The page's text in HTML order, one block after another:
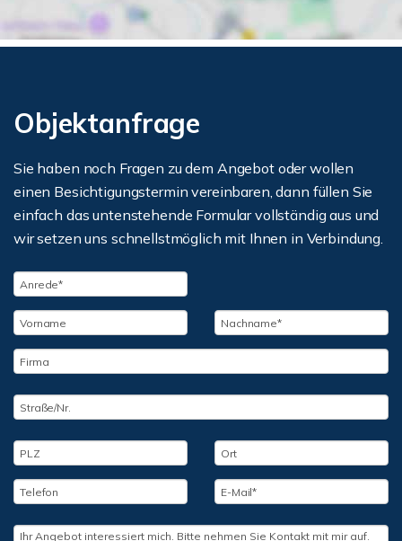
Objektanfrage
Sie haben noch Fragen zu dem Angebot oder wollen
einen Besichtigungstermin vereinbaren, dann füllen Sie
einfach das untenstehende Formular vollständig aus und
wir setzen uns schnellstmöglich mit Ihnen in Verbindung.